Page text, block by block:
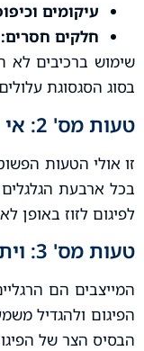
עיקומים
חלקים חסרים:
שימוש ברכיבים לא
בסוג הסגסוגת
טעות מס' 2: אי נעילת גלגלים לפני הטיפוס והעבודה
זו אולי הטעות
בכל ארבעת
לפיגום לזוז באופן
טעות מס' 3: ויתור על מייצבים (רגליים תומכות)
המייצבים הם
הבסיס הצר של